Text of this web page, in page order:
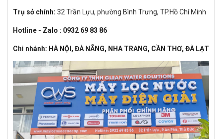
Trụ sở chính: 32 Trần Lựu, phường Bình Trưng, TP.Hồ Chí Minh
Hotline - Zalo : 0932 69 83 86
Chi nhánh: HÀ NỘI, ĐÀ NẴNG, NHA TRANG, CẦN THƠ, ĐÀ LẠT